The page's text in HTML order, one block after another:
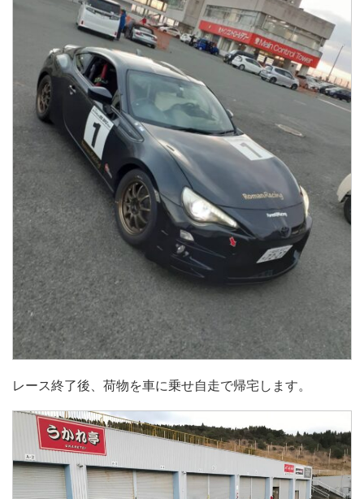
レース終了後、荷物を車に乗せ自走で帰宅します。